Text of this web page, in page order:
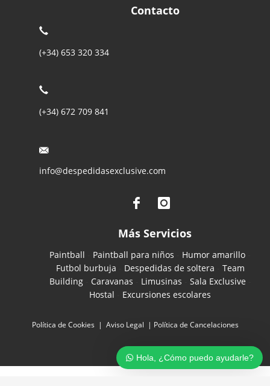
Hola, ¿Cómo puedo ayudarle?
Contacto
(+34) 653 320 334
(+34) 672 709 841
info@despedidasexclusive.com
Más Servicios
Paintball Paintball para niños Humor amarillo
Futbol burbuja
Despedidas de soltera
Team
Building- Caravanas Limusinas Sala Exclusive
Hostal
Excursiones escolares
Política de Cookies | Aviso Legal | Política de Cancelaciones